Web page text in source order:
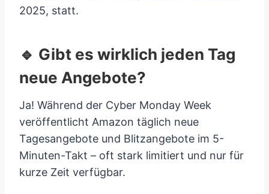
2025, statt.
🔹 Gibt es wirklich jeden Tag
neue Angebote?
Ja! Während der Cyber Monday Week
veröffentlicht Amazon täglich neue
Tagesangebote und Blitzangebote im 5-
Minuten-Takt – oft stark limitiert und nur für
kurze Zeit verfügbar.